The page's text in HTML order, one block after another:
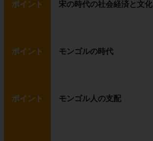
ポイント 宋の時代の社会経済と文化
ポイント モンゴルの時代
ポイント モンゴル人の支配